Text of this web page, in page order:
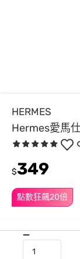
HERMES
Hermes愛馬
點數狂飆20倍
$349